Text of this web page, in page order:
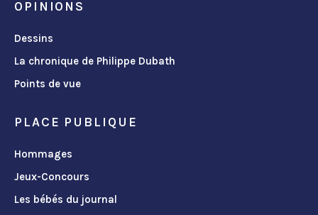
OPINIONS
Dessins
La chronique de Philippe Dubath
Points de vue
PLACE PUBLIQUE
Hommages
Jeux-Concours
Les bébés du journal